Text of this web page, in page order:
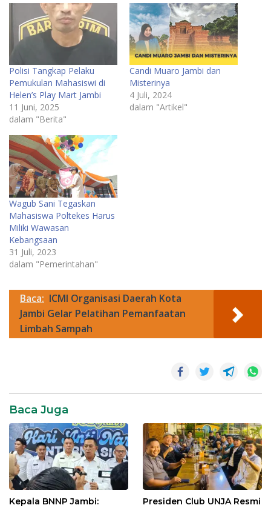
Polisi Tangkap Pelaku
Pemukulan Mahasiswi di
Helen’s Play Mart Jambi
11 Juni, 2025
dalam "Berita"
Candi Muaro Jambi dan
Misterinya
4 Juli, 2024
dalam "Artikel"
Wagub Sani Tegaskan
Mahasiswa Poltekes Harus
Miliki Wawasan
Kebangsaan
31 Juli, 2023
dalam "Pemerintahan"
Baca: ICMI Organisasi Daerah Kota
Jambi Gelar Pelatihan Pemanfaatan
Limbah Sampah
Baca Juga
Kepala BNNP Jambi:
Presiden Club UNJA Resmi